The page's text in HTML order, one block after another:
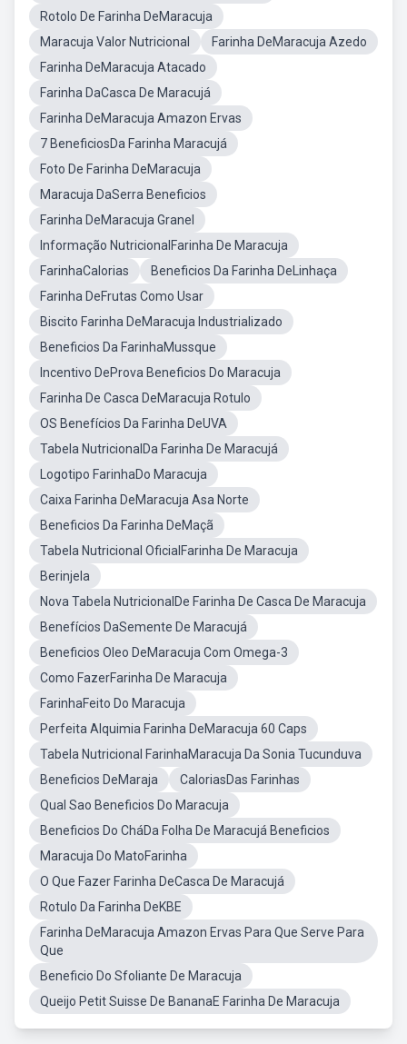
Rotolo De Farinha DeMaracuja
Maracuja Valor Nutricional
Farinha DeMaracuja Azedo
Farinha DeMaracuja Atacado
Farinha DaCasca De Maracujá
Farinha DeMaracuja Amazon Ervas
7 BeneficiosDa Farinha Maracujá
Foto De Farinha DeMaracuja
Maracuja DaSerra Beneficios
Farinha DeMaracuja Granel
Informação NutricionalFarinha De Maracuja
FarinhaCalorias
Beneficios Da Farinha DeLinhaça
Farinha DeFrutas Como Usar
Biscito Farinha DeMaracuja Industrializado
Beneficios Da FarinhaMussque
Incentivo DeProva Beneficios Do Maracuja
Farinha De Casca DeMaracuja Rotulo
OS Benefícios Da Farinha DeUVA
Tabela NutricionalDa Farinha De Maracujá
Logotipo FarinhaDo Maracuja
Caixa Farinha DeMaracuja Asa Norte
Beneficios Da Farinha DeMaçã
Tabela Nutricional OficialFarinha De Maracuja
Berinjela
Nova Tabela NutricionalDe Farinha De Casca De Maracuja
Benefícios DaSemente De Maracujá
Beneficios Oleo DeMaracuja Com Omega-3
Como FazerFarinha De Maracuja
FarinhaFeito Do Maracuja
Perfeita Alquimia Farinha DeMaracuja 60 Caps
Tabela Nutricional FarinhaMaracuja Da Sonia Tucunduva
Beneficios DeMaraja
CaloriasDas Farinhas
Qual Sao Beneficios Do Maracuja
Beneficios Do CháDa Folha De Maracujá Beneficios
Maracuja Do MatoFarinha
O Que Fazer Farinha DeCasca De Maracujá
Rotulo Da Farinha DeKBE
Farinha DeMaracuja Amazon Ervas Para Que Serve Para
Que
Beneficio Do Sfoliante De Maracuja
Queijo Petit Suisse De BananaE Farinha De Maracuja